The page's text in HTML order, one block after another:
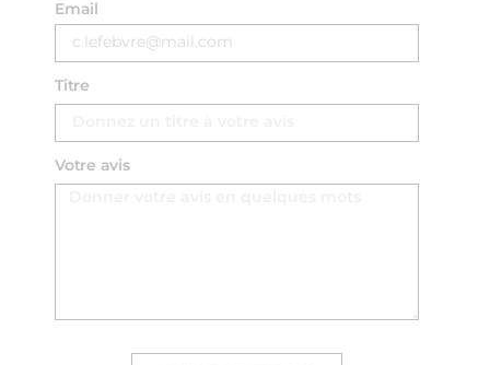
Email
Titre
Votre avis